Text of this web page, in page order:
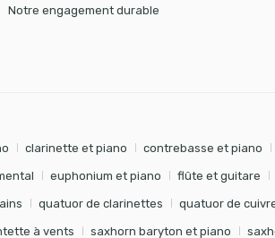
Notre engagement durable
clarinette et piano contrebasse et piano
euphonium et piano flûte et guitare
quatuor de clarinettes quatuor de
à vents saxhorn baryton et piano